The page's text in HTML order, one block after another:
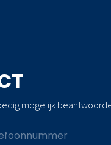
mogelijk